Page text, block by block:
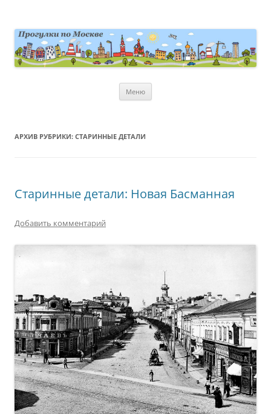
Меню
АРХИВ РУБРИКИ: СТАРИННЫЕ ДЕТАЛИ
Старинные детали: Новая Басманная
Добавить комментарий